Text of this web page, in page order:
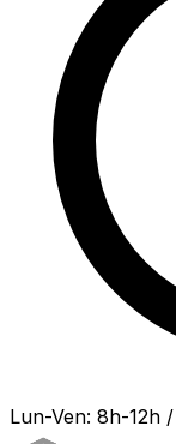
Lun-Ven: 8h-12h